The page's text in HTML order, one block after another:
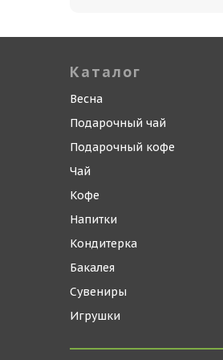
Каталог
Весна
Подарочный чай
Подарочный кофе
Чай
Кофе
Напитки
Кондитерка
Бакалея
Сувениры
Игрушки